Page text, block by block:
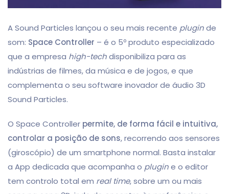
A Sound Particles lançou o seu mais recente pluginde
som: Space Controller – é o 5º produto especializado
que a empresa high-techdisponibiliza para as
indústrias de filmes, da música e de jogos, e que
complementa o seu software inovador de áudio 3D
Sound Particles.
O Space Controller permite, de forma fácil e intuitiva,
controlar a posição de sons, recorrendo aos sensores
(giroscópio) de um smartphone normal. Basta instalar
a App dedicada que acompanha o plugine o editor
tem controlo total em real time, sobre um ou mais